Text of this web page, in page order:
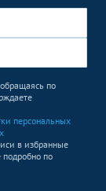
по
персональных
в избранные
по